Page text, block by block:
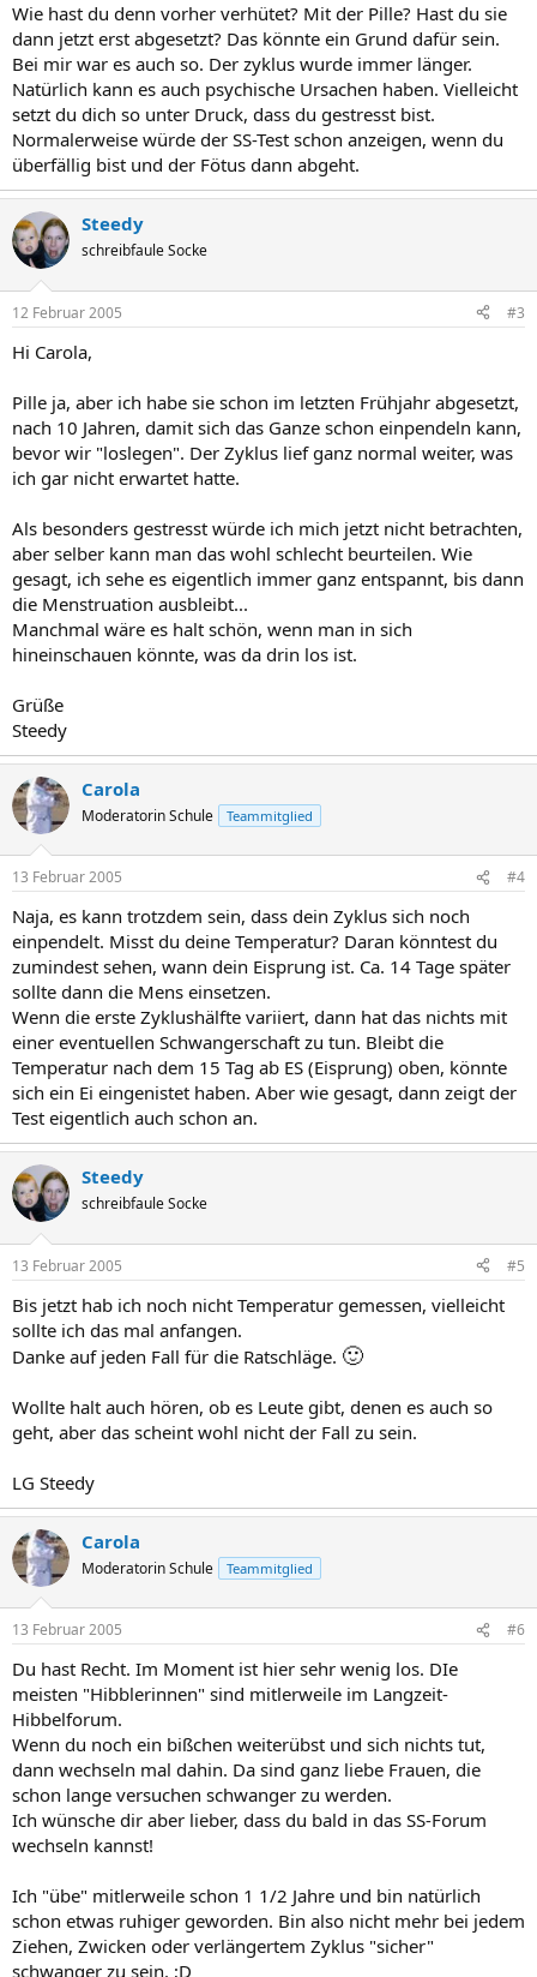
Wie hast du denn vorher verhütet? Mit der Pille? Hast du sie
dann jetzt erst abgesetzt? Das könnte ein Grund dafür sein.
Bei mir war es auch so. Der zyklus wurde immer länger.
Natürlich kann es auch psychische Ursachen haben. Vielleicht
setzt du dich so unter Druck, dass du gestresst bist.
Normalerweise würde der SS-Test schon anzeigen, wenn du
überfällig bist und der Fötus dann abgeht.
Steedy
schreibfaule Socke
12 Februar 2005 #3
Hi Carola,
Pille ja, aber ich habe sie schon im letzten Frühjahr abgesetzt,
nach 10 Jahren, damit sich das Ganze schon einpendeln kann,
bevor wir "loslegen". Der Zyklus lief ganz normal weiter, was
ich gar nicht erwartet hatte.
Als besonders gestresst würde ich mich jetzt nicht betrachten,
aber selber kann man das wohl schlecht beurteilen. Wie
gesagt, ich sehe es eigentlich immer ganz entspannt, bis dann
die Menstruation ausbleibt...
Manchmal wäre es halt schön, wenn man in sich
hineinschauen könnte, was da drin los ist.
Grüße
Steedy
Carola
Moderatorin Schule Teammitglied
13 Februar 2005 #4
Naja, es kann trotzdem sein, dass dein Zyklus sich noch
einpendelt. Misst du deine Temperatur? Daran könntest du
zumindest sehen, wann dein Eisprung ist. Ca. 14 Tage später
sollte dann die Mens einsetzen.
Wenn die erste Zyklushälfte variiert, dann hat das nichts mit
einer eventuellen Schwangerschaft zu tun. Bleibt die
Temperatur nach dem 15 Tag ab ES (Eisprung) oben, könnte
sich ein Ei eingenistet haben. Aber wie gesagt, dann zeigt der
Test eigentlich auch schon an.
Steedy
schreibfaule Socke
13 Februar 2005 #5
Bis jetzt hab ich noch nicht Temperatur gemessen, vielleicht
sollte ich das mal anfangen.
Danke auf jeden Fall für die Ratschläge. 🙂
Wollte halt auch hören, ob es Leute gibt, denen es auch so
geht, aber das scheint wohl nicht der Fall zu sein.
LG Steedy
Carola
Moderatorin Schule Teammitglied
13 Februar 2005 #6
Du hast Recht. Im Moment ist hier sehr wenig los. DIe
meisten "Hibblerinnen" sind mitlerweile im Langzeit-
Hibbelforum.
Wenn du noch ein bißchen weiterübst und sich nichts tut,
dann wechseln mal dahin. Da sind ganz liebe Frauen, die
schon lange versuchen schwanger zu werden.
Ich wünsche dir aber lieber, dass du bald in das SS-Forum
wechseln kannst!
Ich "übe" mitlerweile schon 1 1/2 Jahre und bin natürlich
schon etwas ruhiger geworden. Bin also nicht mehr bei jedem
Ziehen, Zwicken oder verlängertem Zyklus "sicher"
schwanger zu sein. ;D